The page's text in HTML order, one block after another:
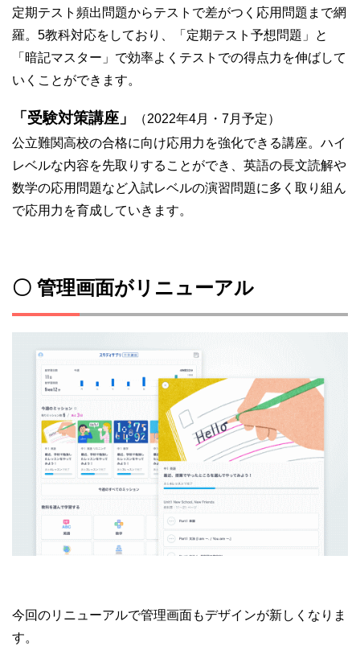
定期テスト頻出問題からテストで差がつく応用問題まで網
羅。5教科対応をしており、「定期テスト予想問題」と
「暗記マスター」で効率よくテストでの得点力を伸ばして
いくことができます。
「受験対策講座」
（2022年4月・7月予定）
公立難関高校の合格に向け応用力を強化できる講座。ハイ
レベルな内容を先取りすることができ、英語の長文読解や
数学の応用問題など入試レベルの演習問題に多く取り組ん
で応用力を育成していきます。
〇 管理画面がリニューアル
今回のリニューアルで管理画面もデザインが新しくなりま
す。